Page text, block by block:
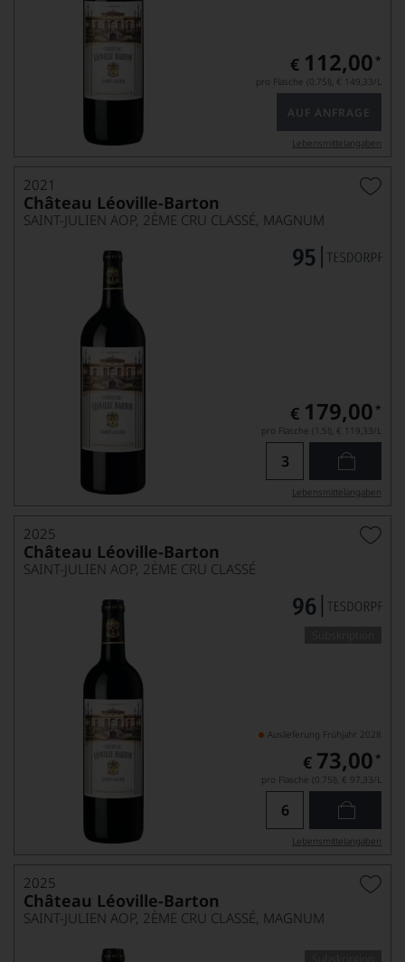
€ 112,00 *
pro Flasche (0.75l), € 149,33/L
AUF ANFRAGE
Lebensmittel­angaben
2021
Château Léoville-Barton
SAINT-JULIEN AOP, 2ÈME CRU CLASSÉ, MAGNUM
€ 179,00 *
pro Flasche (1.5l), € 119,33/L
Lebensmittel­angaben
2025
Château Léoville-Barton
SAINT-JULIEN AOP, 2ÈME CRU CLASSÉ
Auslieferung Frühjahr 2028
€ 73,00 *
pro Flasche (0.75l), € 97,33/L
Lebensmittel­angaben
2025
Château Léoville-Barton
SAINT-JULIEN AOP, 2ÈME CRU CLASSÉ, MAGNUM